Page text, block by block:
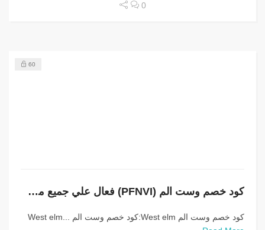
0
60
كود خصم وست الم (PFNVI) فعال علي جميع مشترياتك
كود خصم وست الم West elm:كود خصم وست الم West elm...